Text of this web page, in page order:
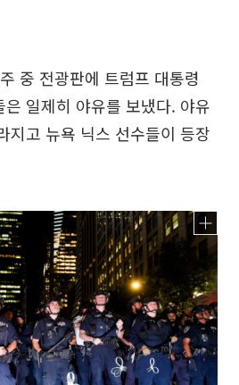
중 전광판에 트럼프 대통령
일제히 야유를 보냈다. 야유
지고 뉴욕 닉스 선수들이 등장